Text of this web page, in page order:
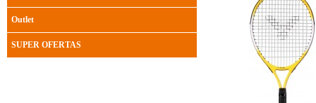
Outlet
SUPER OFERTAS